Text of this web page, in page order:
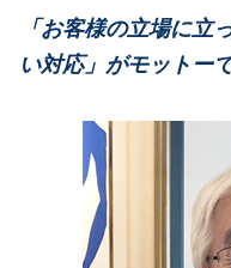
家事事件 種類
交通事故 被害者
民事再生 個人
民事事件 傍聴
民事再生 弁護士
医療過誤 相談 医師
医療事故 調停
介護事故 賠償
医療事故 どうする
医療過誤 冤罪
医療事故 調査
医療事故 賠償金
「お客様の立場に立
い対応」がモットーで